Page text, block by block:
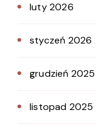
luty 2026
styczeń 2026
grudzień 2025
listopad 2025